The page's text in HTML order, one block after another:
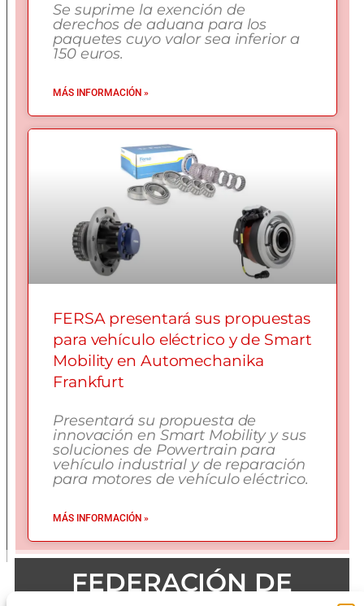
Se suprime la exención de
derechos de aduana para los
paquetes cuyo valor sea inferior a
150 euros.
MÁS INFORMACIÓN »
FERSA presentará sus propuestas
para vehículo eléctrico y de Smart
Mobility en Automechanika
Frankfurt
Presentará su propuesta de
innovación en Smart Mobility y sus
soluciones de Powertrain para
vehículo industrial y de reparación
para motores de vehículo eléctrico.
MÁS INFORMACIÓN »
FEDERACIÓN DE